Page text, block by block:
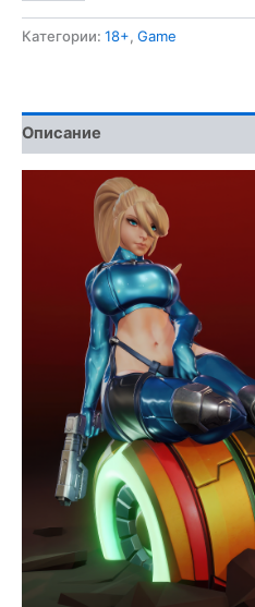
3D
Категории: 18+, Game
Описание